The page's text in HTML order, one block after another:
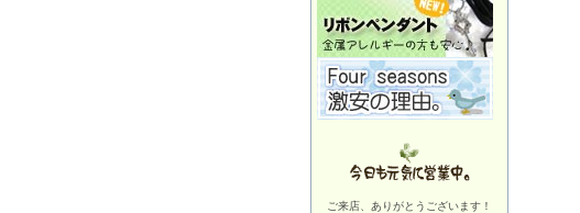
ご来店、ありがとうございます！